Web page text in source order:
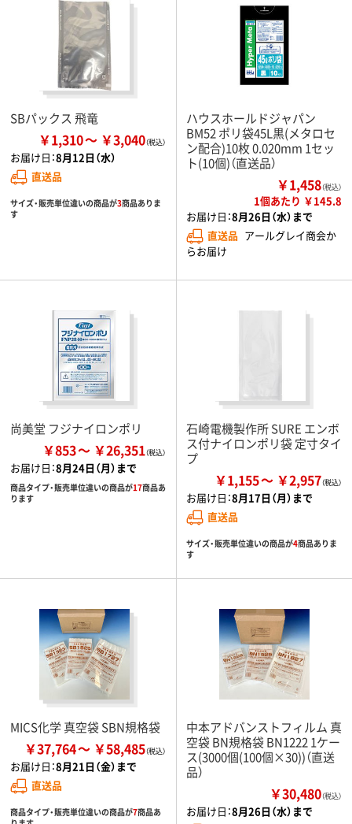
SBパックス 飛竜
￥1,310 ￥3,040
お届け日：8月12日（水）
直送品
サイズ・販売単位違いの商品が3商品ありま
す
ハウスホールドジャパン
BM52 ポリ袋45L黒(メタロセ
ン配合)10枚 0.020mm 1セッ
ト(10個)（直送品）
￥1,458（税込）
1個あたり ￥145.8
お届け日：8月26日（水）まで
直送品 アールグレイ商会か
らお届け
尚美堂 フジナイロンポリ
￥853 ￥26,351
お届け日：8月24日（月）まで
商品タイプ・販売単位違いの商品が17商品あ
ります
石崎電機製作所 SURE エンボ
ス付ナイロンポリ袋 定寸タイ
プ
￥1,155 ￥2,957
お届け日：8月17日（月）まで
直送品
サイズ・販売単位違いの商品が4商品ありま
す
MICS化学 真空袋 SBN規格袋
￥37,764 ￥58,485
お届け日：8月21日（金）まで
直送品
商品タイプ・販売単位違いの商品が7商品あ
中本アドバンストフィルム 真
空袋 BN規格袋 BN1222 1ケー
ス(3000個(100個×30))（直送
品）
￥30,480（税込）
お届け日：8月26日（水）まで